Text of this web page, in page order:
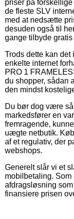
priser på
de fleste SLV
med at nedsætte
desuden også til
gange tilbyde
Trods dette kan
enkelte internet
PRO 1
du shopper, sådan
den mindst
Du bør dog være
markedsfører en
fremragende,
uægte netbutik.
af et regulativ, der
webshops.
Generelt slår vi et
mobilbetaling. Som
afdragsløsning
finansiere prisen